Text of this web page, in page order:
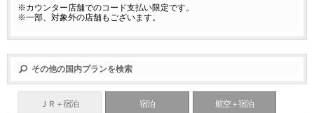
※カウンター店舗でのコード支払い限定です。
※一部、対象外の店舗もございます。
その他の国内プランを検索
ＪＲ＋宿泊 宿泊 航空＋宿泊